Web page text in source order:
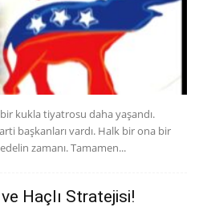
kukla tiyatrosu daha yaşandı.
başkanları vardı. Halk bir ona bir
zamanı. Tamamen...
Haçlı Stratejisi!